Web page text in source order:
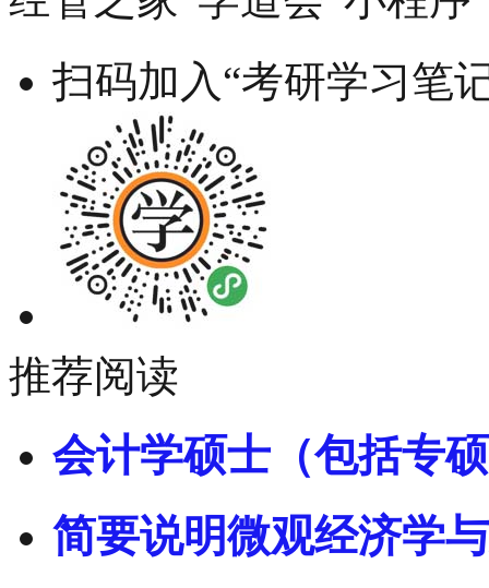
扫码加入“考研学习笔
推荐阅读
会计学硕士（包括专
简要说明微观经济学